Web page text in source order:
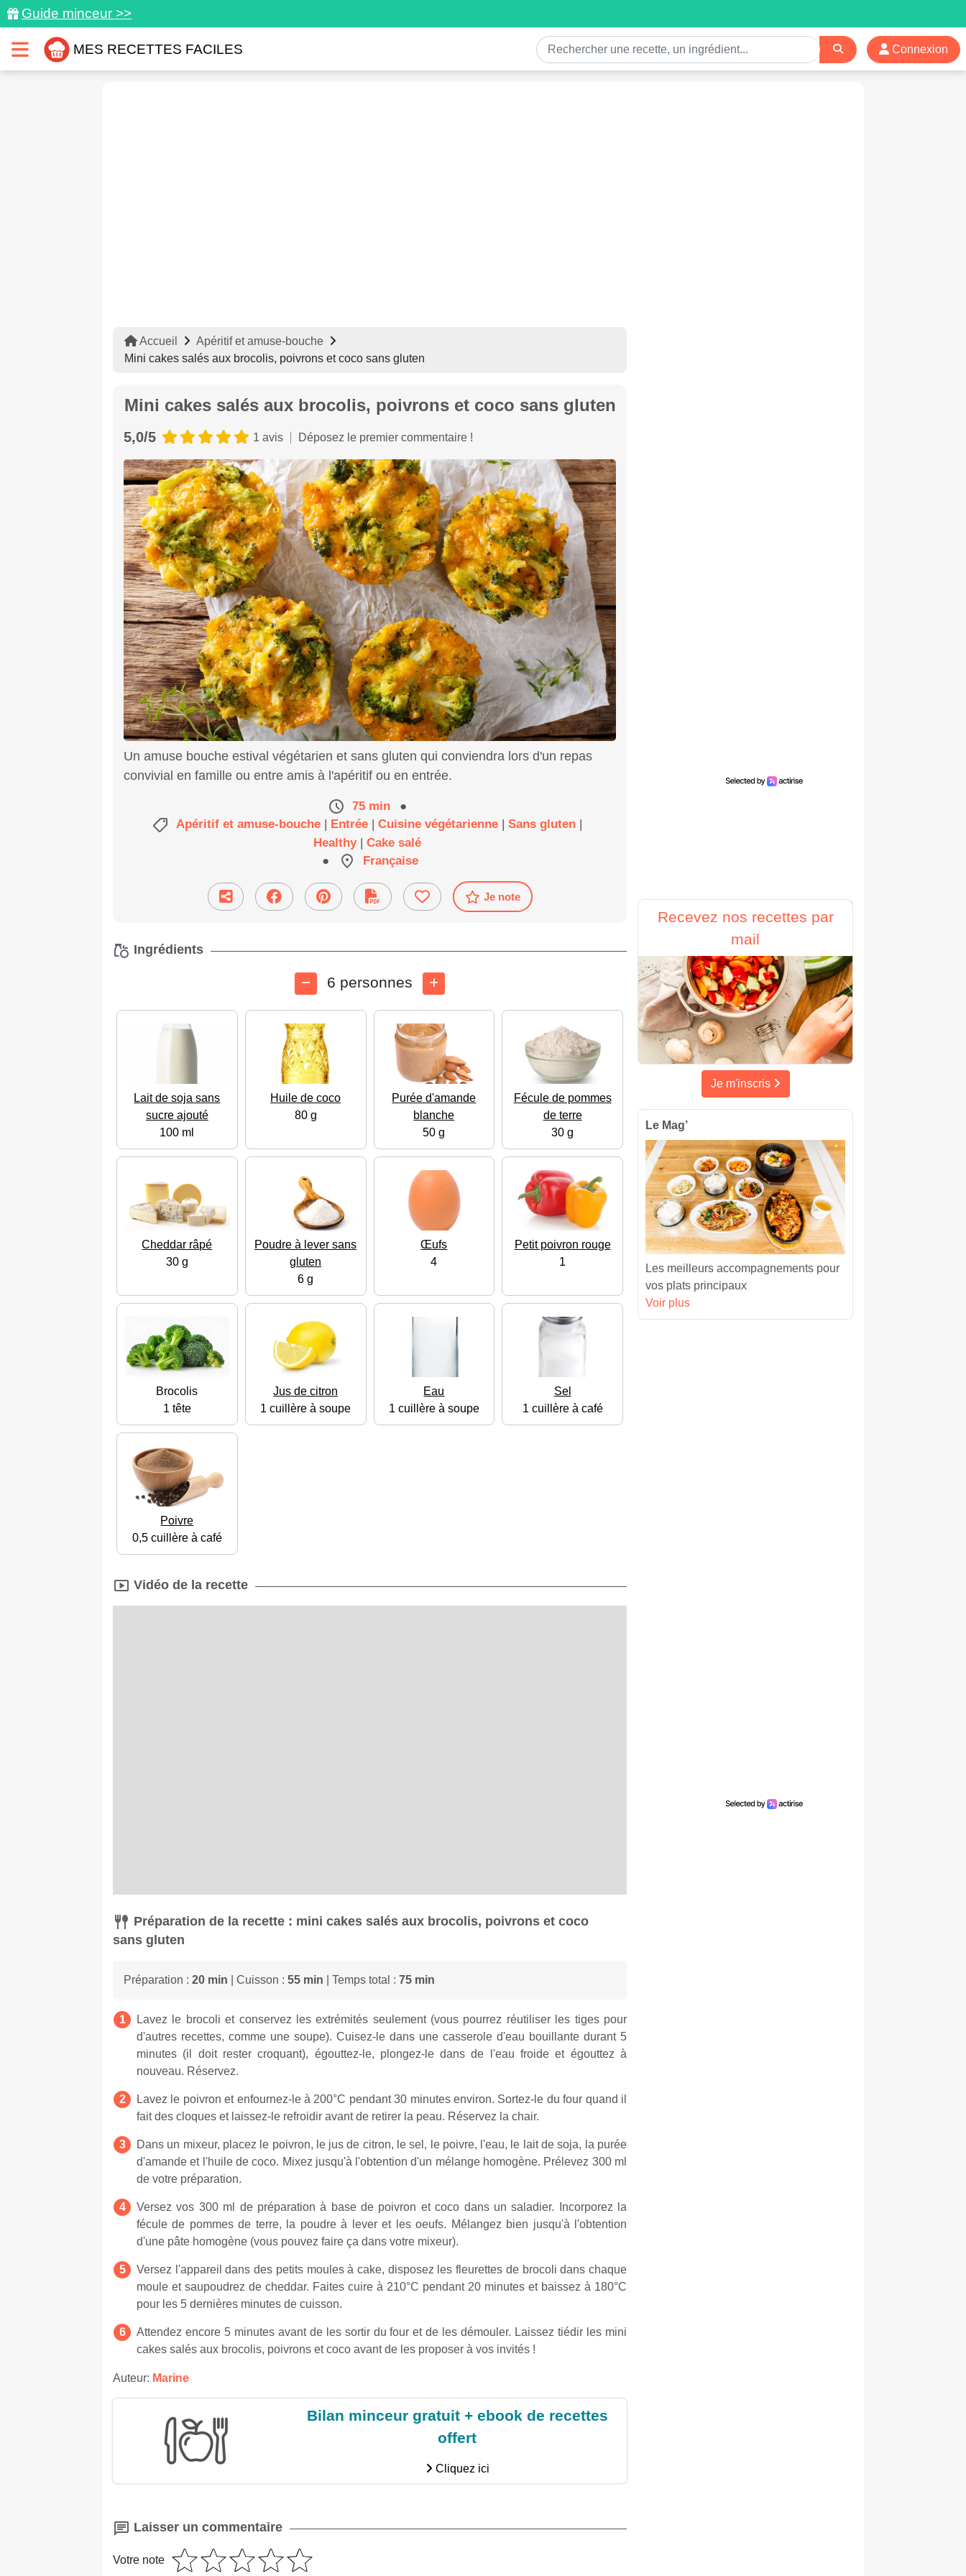
Guide minceur >>
MES RECETTES FACILES Connexion
Accueil
Apéritif et amuse-bouche
Mini cakes salés aux brocolis, poivrons et coco sans gluten
Mini cakes salés aux brocolis, poivrons et coco sans gluten
5,0/5 1 avis Déposez le premier commentaire !
Un amuse bouche estival végétarien et sans gluten qui conviendra lors d'un repas
convivial en famille ou entre amis à l'apéritif ou en entrée.
75 min
●
Apéritif et amuse-bouche | Entrée | Cuisine végétarienne | Sans gluten |
Healthy | Cake salé
●
Française
Je note
Ingrédients
6 personnes
Lait de soja sans
sucre ajouté
100 ml
Huile de coco
80 g
Purée d'amande
blanche
50 g
Fécule de pommes
de terre
30 g
Cheddar râpé
30 g
Poudre à lever sans
gluten
6 g
Œufs
4
Petit poivron rouge
1
Brocolis
1 tête
Jus de citron
1 cuillère à soupe
Eau
1 cuillère à soupe
Sel
1 cuillère à café
Poivre
0,5 cuillère à café
Vidéo de la recette
Préparation de la recette : mini cakes salés aux brocolis, poivrons et coco
sans gluten
Préparation : 20 min | Cuisson : 55 min | Temps total : 75 min
Lavez le brocoli et conservez les extrémités seulement (vous pourrez réutiliser les tiges pour
d'autres recettes, comme une soupe). Cuisez-le dans une casserole d'eau bouillante durant 5
minutes (il doit rester croquant), égouttez-le, plongez-le dans de l'eau froide et égouttez à
nouveau. Réservez.
Lavez le poivron et enfournez-le à 200°C pendant 30 minutes environ. Sortez-le du four quand il
fait des cloques et laissez-le refroidir avant de retirer la peau. Réservez la chair.
Dans un mixeur, placez le poivron, le jus de citron, le sel, le poivre, l'eau, le lait de soja, la purée
d'amande et l'huile de coco. Mixez jusqu'à l'obtention d'un mélange homogène. Prélevez 300 ml
de votre préparation.
Versez vos 300 ml de préparation à base de poivron et coco dans un saladier. Incorporez la
fécule de pommes de terre, la poudre à lever et les oeufs. Mélangez bien jusqu'à l'obtention
d'une pâte homogène (vous pouvez faire ça dans votre mixeur).
Versez l'appareil dans des petits moules à cake, disposez les fleurettes de brocoli dans chaque
moule et saupoudrez de cheddar. Faites cuire à 210°C pendant 20 minutes et baissez à 180°C
pour les 5 dernières minutes de cuisson.
Attendez encore 5 minutes avant de les sortir du four et de les démouler. Laissez tiédir les mini
cakes salés aux brocolis, poivrons et coco avant de les proposer à vos invités !
Auteur: Marine
Bilan minceur gratuit + ebook de recettes
offert
Cliquez ici
Laisser un commentaire
Votre note
Recevez nos recettes par
mail
Je m'inscris
Le Mag’
Les meilleurs accompagnements pour
vos plats principaux
Voir plus